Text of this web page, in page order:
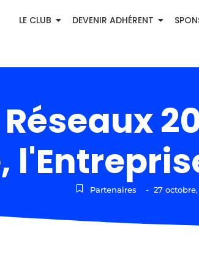
LE CLUB DEVENIR ADHÉRENT
Partenaires - 27 octobre,